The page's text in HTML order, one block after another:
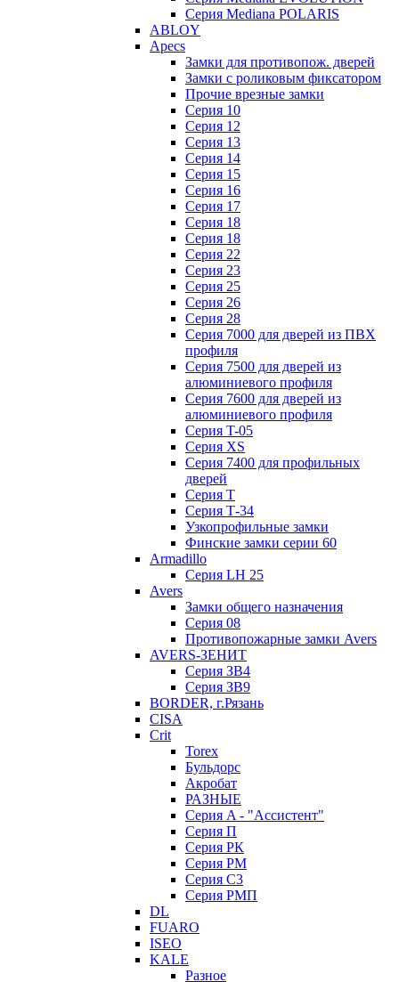
Серия Mediana POLARIS
ABLOY
Apecs
Замки для противопож. дверей
Замки с роликовым фиксатором
Прочие врезные замки
Серия 10
Серия 12
Серия 13
Серия 14
Серия 15
Серия 16
Серия 17
Серия 18
Серия 18
Серия 22
Серия 23
Серия 25
Серия 26
Серия 28
Серия 7000 для дверей из ПВХ
профиля
Серия 7500 для дверей из
алюминиевого профиля
Серия 7600 для дверей из
алюминиевого профиля
Серия T-05
Серия XS
Серия 7400 для профильных
дверей
Серия Т
Серия Т-34
Узкопрофильные замки
Финские замки серии 60
Armadillo
Серия LH 25
Avers
Замки общего назначения
Серия 08
Противопожарные замки Avers
AVERS-ЗЕНИТ
Серия ЗВ4
Серия ЗВ9
BORDER, г.Рязань
CISA
Crit
Torex
Бульдорс
Акробат
РАЗНЫЕ
Серия A - "Ассистент"
Серия П
Серия РК
Серия РМ
Серия С3
Серия РМП
DL
FUARO
ISEO
KALE
Разное